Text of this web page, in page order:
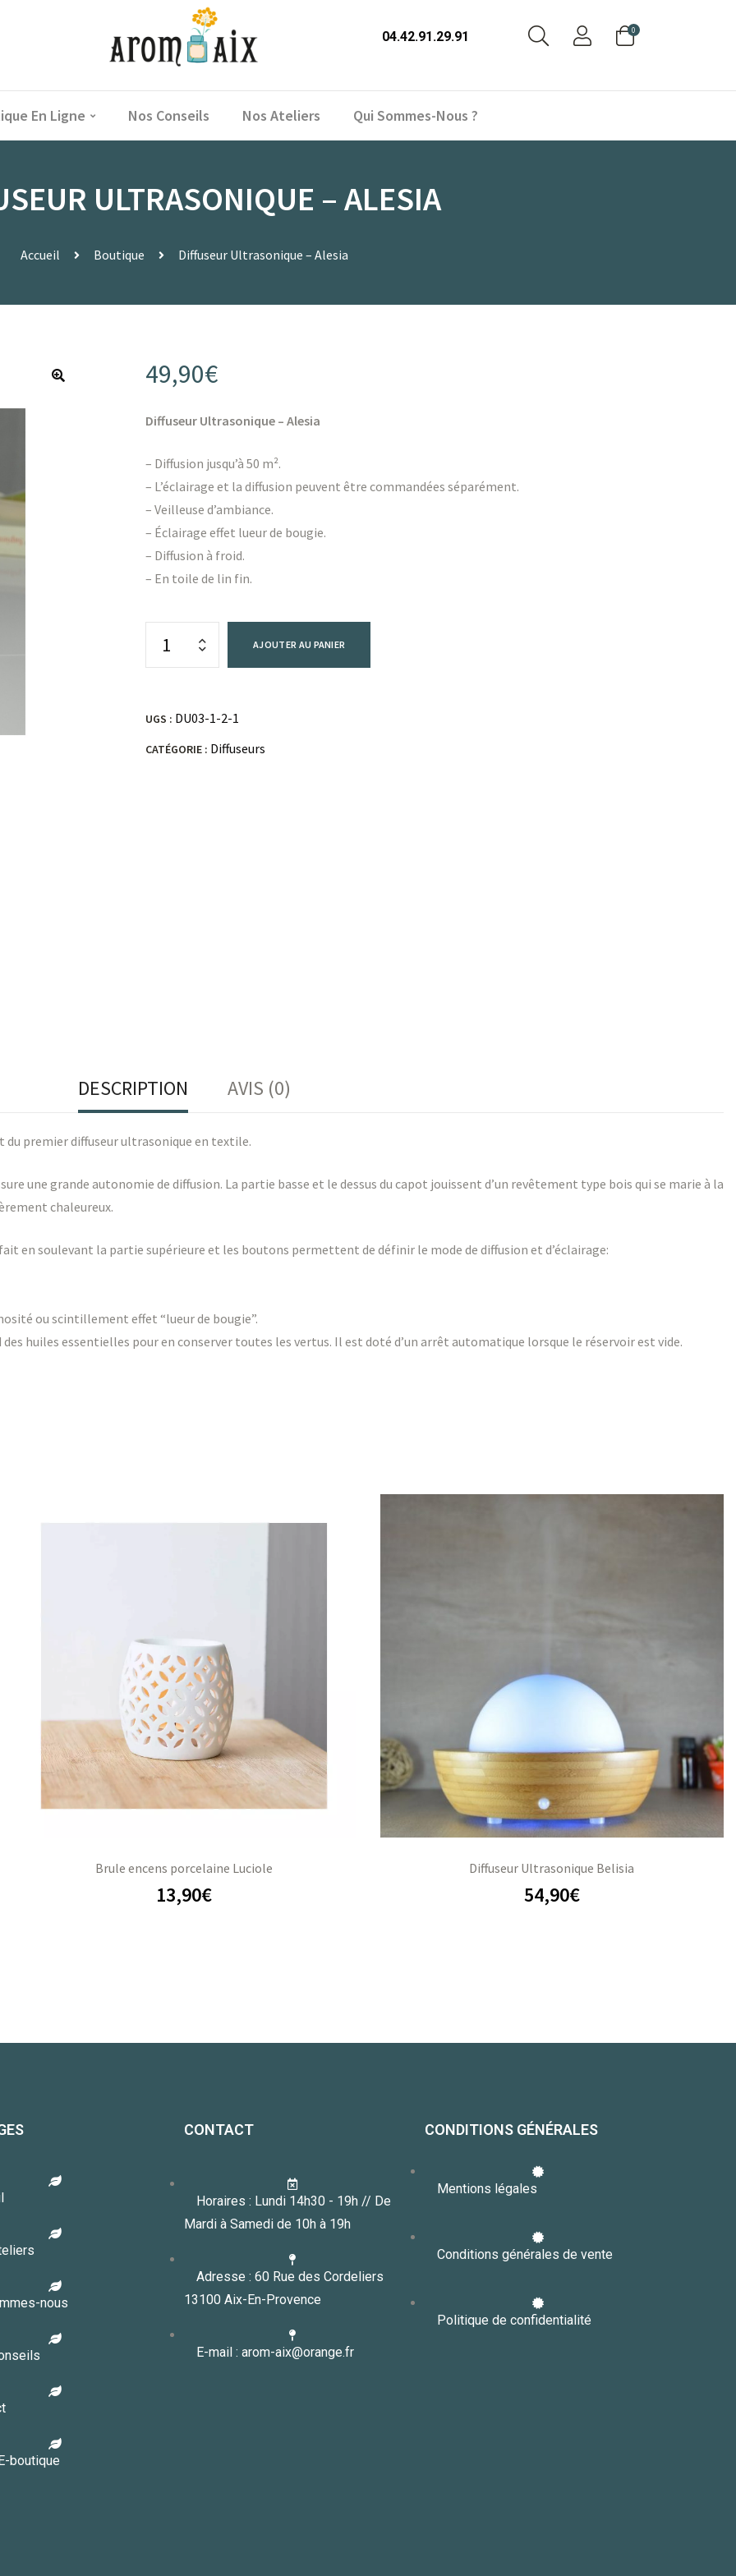
04.42.91.29.91 0
En Ligne Nos Conseils Nos Ateliers Qui Sommes-Nous ?
ULTRASONIQUE – ALESIA
Accueil Boutique Diffuseur Ultrasonique – Alesia
49,90€
Diffuseur Ultrasonique – Alesia
– Diffusion jusqu’à 50 m².
– L’éclairage et la diffusion peuvent être commandées séparément.
– Veilleuse d’ambiance.
– Éclairage effet lueur de bougie.
– Diffusion à froid.
– En toile de lin fin.
AJOUTER AU PANIER
UGS : DU03-1-2-1
CATÉGORIE : Diffuseurs
DESCRIPTION AVIS (0)
du premier diffuseur ultrasonique en textile.
une grande autonomie de diffusion. La partie basse et le dessus du capot jouissent d’un revêtement type bois qui se marie à la
chaleureux.
en soulevant la partie supérieure et les boutons permettent de définir le mode de diffusion et d’éclairage:
ou scintillement effet “lueur de bougie”.
huiles essentielles pour en conserver toutes les vertus. Il est doté d’un arrêt automatique lorsque le réservoir est vide.
Brule encens porcelaine Luciole
13,90€
Diffuseur Ultrasonique Belisia
54,90€
nous
boutique
CONTACT
Horaires : Lundi 14h30 - 19h // De
Mardi à Samedi de 10h à 19h
Adresse : 60 Rue des Cordeliers
13100 Aix-En-Provence
E-mail : arom-aix@orange.fr
CONDITIONS GÉNÉRALES
Mentions légales
Conditions générales de vente
Politique de confidentialité